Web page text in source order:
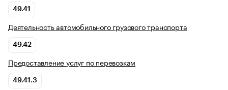
49.41
Деятельность автомобильного грузового транспорта
49.42
Предоставление услуг по перевозкам
49.41.3